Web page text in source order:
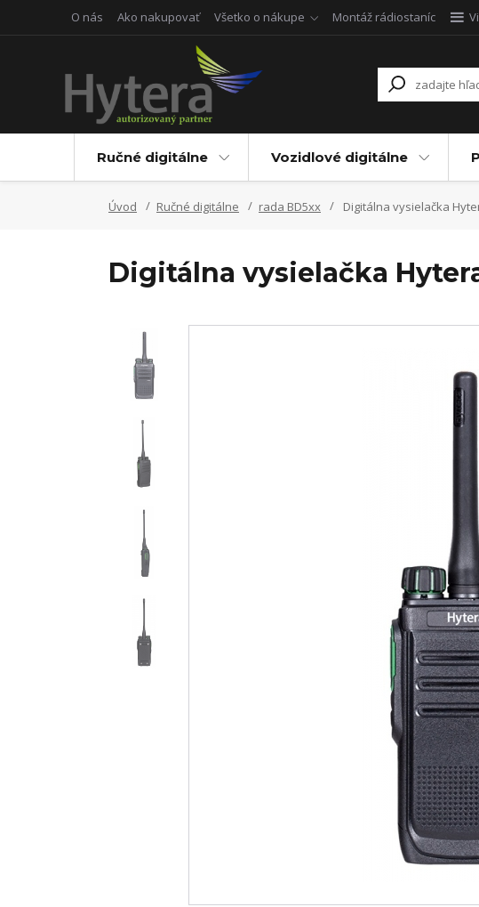
O nás Ako nakupovať Všetko o nákupe Montáž rádiostaníc
Ručné digitálne Vozidlové digitálne
Úvod Ručné digitálne rada BD5xx Digitálna vysielačka
Digitálna vysielačka